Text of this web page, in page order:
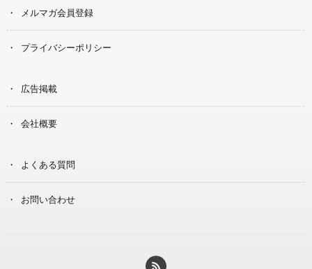
メルマガ会員登録
プライバシーポリシー
広告掲載
会社概要
よくある質問
お問い合わせ